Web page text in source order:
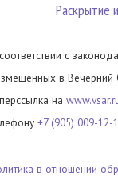
Раскрытие
с
в Вечерний
на
+7 (905) 009-12-
в отношении